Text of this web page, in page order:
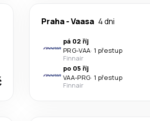
Praha-Vaasa 4 dni
pá 02 říj
PRG-VAA· 1 přestup
Finnair
po 05 říj
VAA-PRG· 1 přestup
Finnair